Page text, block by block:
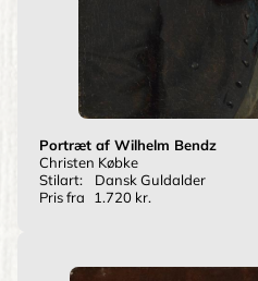
Portræt af Wilhelm Bendz
Christen Købke
Stilart:
Dansk Guldalder
Pris fra
1.720 kr.